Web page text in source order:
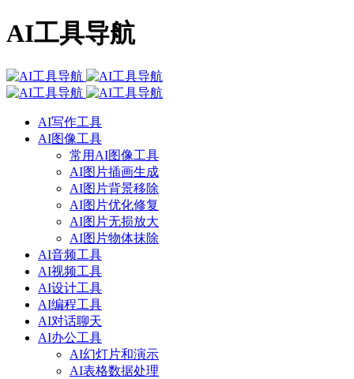
AI工具导航
AI写作工具
AI图像工具
常用AI图像工具
AI图片插画生成
AI图片背景移除
AI图片优化修复
AI图片无损放大
AI图片物体抹除
AI音频工具
AI视频工具
AI设计工具
AI编程工具
AI对话聊天
AI办公工具
AI幻灯片和演示
AI表格数据处理